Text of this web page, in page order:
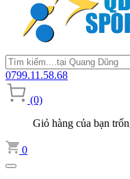
0799.11.58.68
(0)
Giỏ hàng của bạn
0